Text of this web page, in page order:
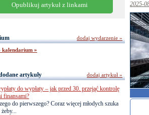
2025-
Opublikuj artykuł z linkami
kalendarium »
dodaj wydarzenie »
artykuły
do wypłaty – jak przed 30. przejąć kontrolę
finansami?
do pierwszego? Coraz więcej młodych szuka
dodaj artykuł »